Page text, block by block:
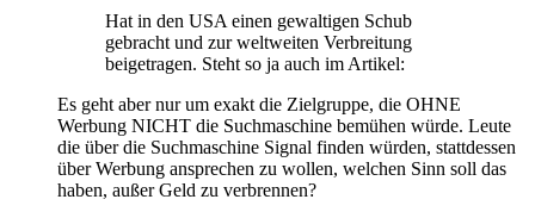
Hat in den USA einen gewaltigen Schub
gebracht und zur weltweiten Verbreitung
beigetragen. Steht so ja auch im Artikel:
Es geht aber nur um exakt die Zielgruppe, die OHNE
Werbung NICHT die Suchmaschine bemühen würde. Leute
die über die Suchmaschine Signal finden würden, stattdessen
über Werbung ansprechen zu wollen, welchen Sinn soll das
haben, außer Geld zu verbrennen?